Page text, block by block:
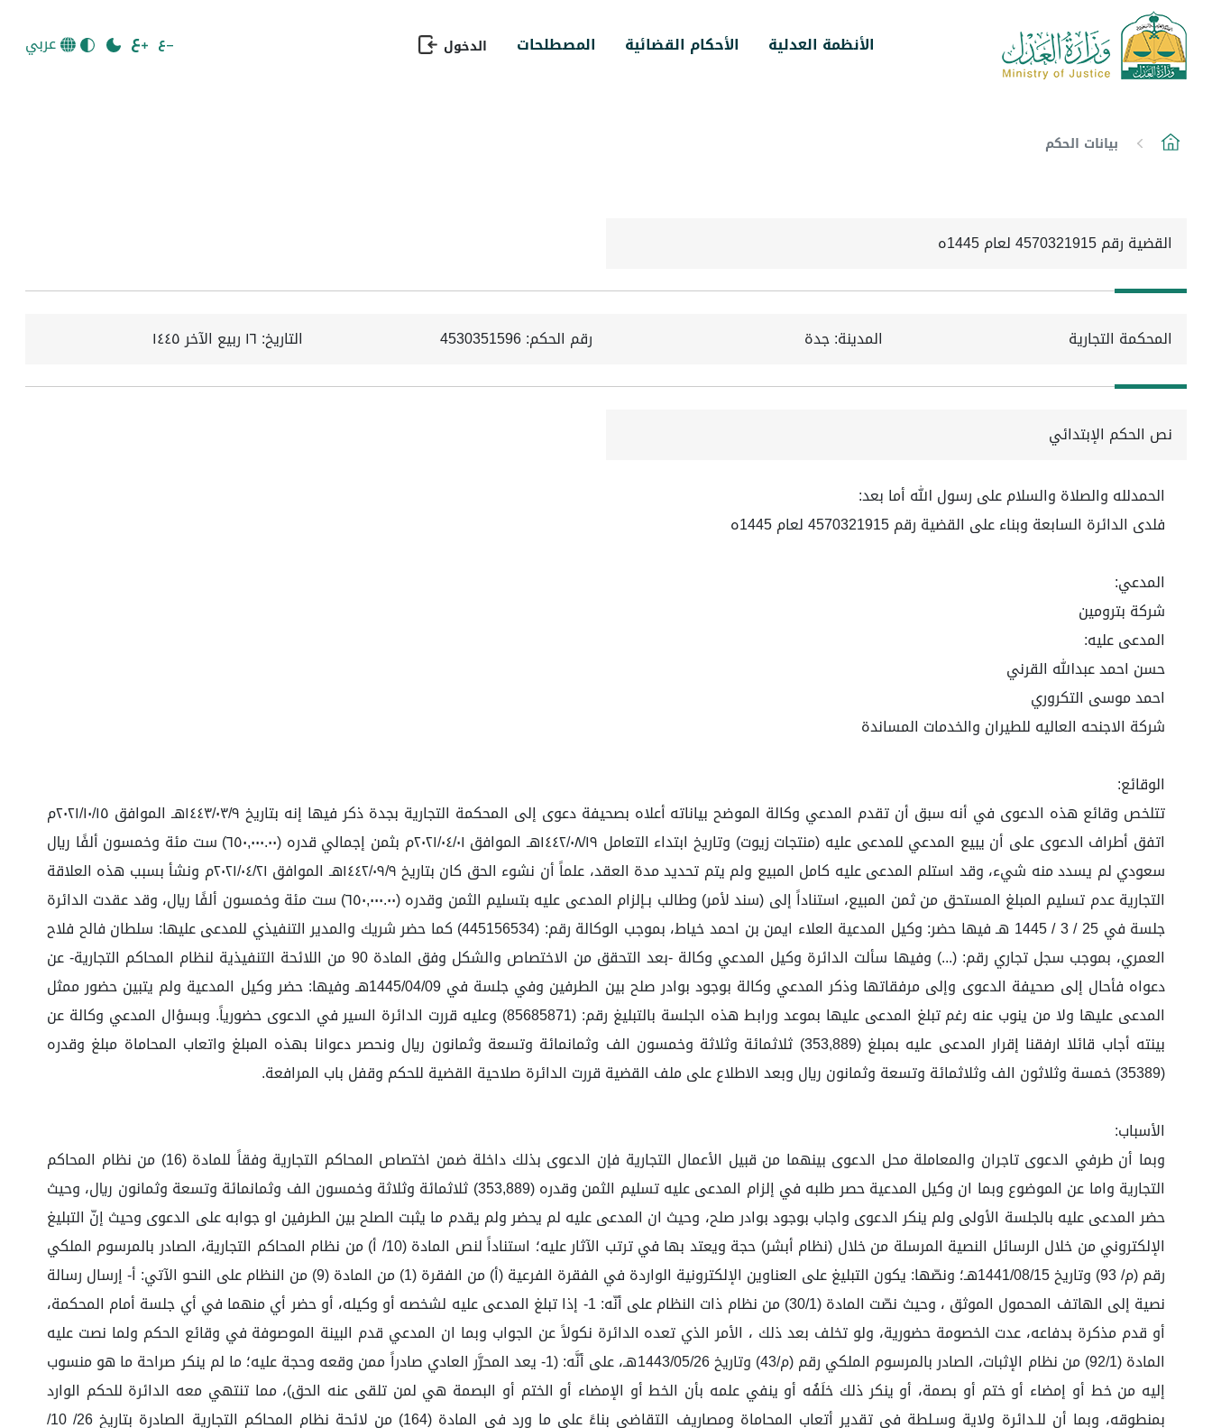
الأنظمة العدلية الأحكام القضائية المصطلحات الدخول عربي
بيانات الحكم
القضية رقم 4570321915 لعام 1445ه
المحكمة التجارية المدينة: جدة رقم الحكم: 4530351596 التاريخ: ١٦ ربيع الآخر ١٤٤٥
نص الحكم الإبتدائي
الحمدلله والصلاة والسلام على رسول الله أما بعد:
فلدى الدائرة السابعة وبناء على القضية رقم 4570321915 لعام 1445ه
المدعي:
شركة بترومين
المدعى عليه:
حسن احمد عبدالله القرني
احمد موسى التكروري
شركة الاجنحه العاليه للطيران والخدمات المساندة
الوقائع:
تتلخص وقائع هذه الدعوى في أنه سبق أن تقدم المدعي وكالة الموضح بياناته أعلاه بصحيفة دعوى إلى المحكمة التجارية بجدة ذكر فيها إنه بتاريخ ١٤٤٣/٠٣/٩هـ الموافق ٢٠٢١/١٠/١٥م
اتفق أطراف الدعوى على أن يبيع المدعي للمدعى عليه (منتجات زيوت) وتاريخ ابتداء التعامل ١٤٤٢/٠٨/١٩هـ الموافق ٢٠٢١/٠٤/٠١م بثمن إجمالي قدره (٦٥٠,٠٠٠.٠٠) ست مئة وخمسون ألفًا ريال
سعودي لم يسدد منه شيء، وقد استلم المدعى عليه كامل المبيع ولم يتم تحديد مدة العقد، علماً أن نشوء الحق كان بتاريخ ١٤٤٢/٠٩/٩هـ الموافق ٢٠٢١/٠٤/٢١م ونشأ بسبب هذه العلاقة
التجارية عدم تسليم المبلغ المستحق من ثمن المبيع، استناداً إلى (سند لأمر) وطالب بـإلزام المدعى عليه بتسليم الثمن وقدره (٦٥٠,٠٠٠.٠٠) ست مئة وخمسون ألفًا ريال، وقد عقدت الدائرة
جلسة في 25 / 3 / 1445 هـ فيها حضر: وكيل المدعية العلاء ايمن بن احمد خياط، بموجب الوكالة رقم: (445156534) كما حضر شريك والمدير التنفيذي للمدعى عليها: سلطان فالح فلاح
العمري، بموجب سجل تجاري رقم: (...) وفيها سألت الدائرة وكيل المدعي وكالة -بعد التحقق من الاختصاص والشكل وفق المادة 90 من اللائحة التنفيذية لنظام المحاكم التجارية- عن
دعواه فأحال إلى صحيفة الدعوى وإلى مرفقاتها وذكر المدعي وكالة بوجود بوادر صلح بين الطرفين وفي جلسة في 1445/04/09هـ وفيها: حضر وكيل المدعية ولم يتبين حضور ممثل
المدعى عليها ولا من ينوب عنه رغم تبلغ المدعى عليها بموعد ورابط هذه الجلسة بالتبليغ رقم: (85685871) وعليه قررت الدائرة السير في الدعوى حضورياً. وبسؤال المدعي وكالة عن
بينته أجاب قائلا ارفقنا إقرار المدعى عليه بمبلغ (353,889) ثلاثمائة وثلاثة وخمسون الف وثمانمائة وتسعة وثمانون ريال ونحصر دعوانا بهذه المبلغ واتعاب المحاماة مبلغ وقدره
(35389) خمسة وثلاثون الف وثلاثمائة وتسعة وثمانون ريال وبعد الاطلاع على ملف القضية قررت الدائرة صلاحية القضية للحكم وقفل باب المرافعة.
الأسباب:
وبما أن طرفي الدعوى تاجران والمعاملة محل الدعوى بينهما من قبيل الأعمال التجارية فإن الدعوى بذلك داخلة ضمن اختصاص المحاكم التجارية وفقاً للمادة (16) من نظام المحاكم
التجارية واما عن الموضوع وبما ان وكيل المدعية حصر طلبه في إلزام المدعى عليه تسليم الثمن وقدره (353,889) ثلاثمائة وثلاثة وخمسون الف وثمانمائة وتسعة وثمانون ريال، وحيث
حضر المدعى عليه بالجلسة الأولى ولم ينكر الدعوى واجاب بوجود بوادر صلح، وحيث ان المدعى عليه لم يحضر ولم يقدم ما يثبت الصلح بين الطرفين او جوابه على الدعوى وحيث إنّ التبليغ
الإلكتروني من خلال الرسائل النصية المرسلة من خلال (نظام أبشر) حجة ويعتد بها في ترتب الآثار عليه؛ استناداً لنص المادة (10/ أ) من نظام المحاكم التجارية، الصادر بالمرسوم الملكي
رقم (م/ 93) وتاريخ 1441/08/15هـ؛ ونصّها: يكون التبليغ على العناوين الإلكترونية الواردة في الفقرة الفرعية (أ) من الفقرة (1) من المادة (9) من النظام على النحو الآتي: أ- إرسال رسالة
نصية إلى الهاتف المحمول الموثق ، وحيث نصّت المادة (30/1) من نظام ذات النظام على أنّه: 1- إذا تبلغ المدعى عليه لشخصه أو وكيله، أو حضر أي منهما في أي جلسة أمام المحكمة،
أو قدم مذكرة بدفاعه، عدت الخصومة حضورية، ولو تخلف بعد ذلك ، الأمر الذي تعده الدائرة نكولاً عن الجواب وبما ان المدعي قدم البينة الموصوفة في وقائع الحكم ولما نصت عليه
المادة (92/1) من نظام الإثبات، الصادر بالمرسوم الملكي رقم (م/43) وتاريخ 1443/05/26هـ، على أنَّه: (1- يعد المحرَّر العادي صادراً ممن وقعه وحجة عليه؛ ما لم ينكر صراحة ما هو منسوب
إليه من خط أو إمضاء أو ختم أو بصمة، أو ينكر ذلك خلَفُه أو ينفي علمه بأن الخط أو الإمضاء أو الختم أو البصمة هي لمن تلقى عنه الحق)، مما تنتهي معه الدائرة للحكم الوارد
بمنطوقه، وبما أن للـدائرة ولاية وسـلطة في تقدير أتعاب المحاماة ومصاريف التقاضي بناءً على ما ورد في المادة (164) من لائحة نظام المحاكم التجارية الصادرة بتاريخ 26/ 10/